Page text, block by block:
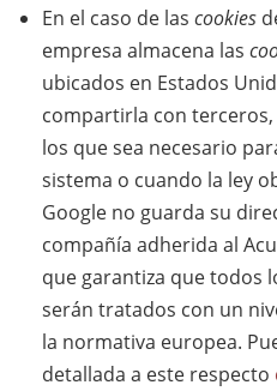
En el caso de las cookies
empresa almacena las
ubicados en Estados
compartirla con
los que sea necesario
sistema o cuando la ley
Google no guarda su
compañía adherida al
que garantiza que todos
serán tratados con un
la normativa europea.
detallada a este respecto